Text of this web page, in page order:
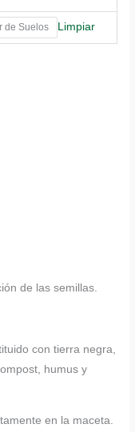
de Suelos Limpiar
de las semillas.
con tierra negra,
humus y
en la maceta.